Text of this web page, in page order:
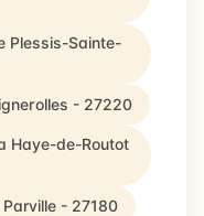
Plessis-Sainte-
- 27220
Haye-de-Routot
- 27180